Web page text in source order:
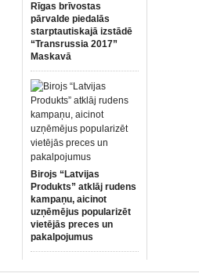
Rīgas brīvostas
pārvalde piedalās
starptautiskajā izstādē
“Transrussia 2017”
Maskavā
Birojs “Latvijas
Produkts” atklāj rudens
kampaņu, aicinot
uzņēmējus popularizēt
vietējās preces un
pakalpojumus